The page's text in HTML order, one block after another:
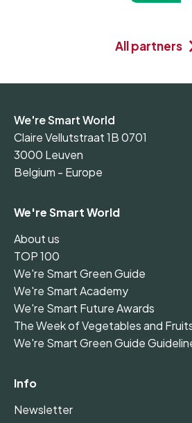
All partners
We're Smart World
Claire Vellutstraat 1B 0701
3000 Leuven
Belgium - Europe
We're Smart World
About us
TOP 100
We're Smart Green Guide
We're Smart Academy
We're Smart Future Awards
The Week of Vegetables and
We're Smart Green Guide
Info
Newsletter